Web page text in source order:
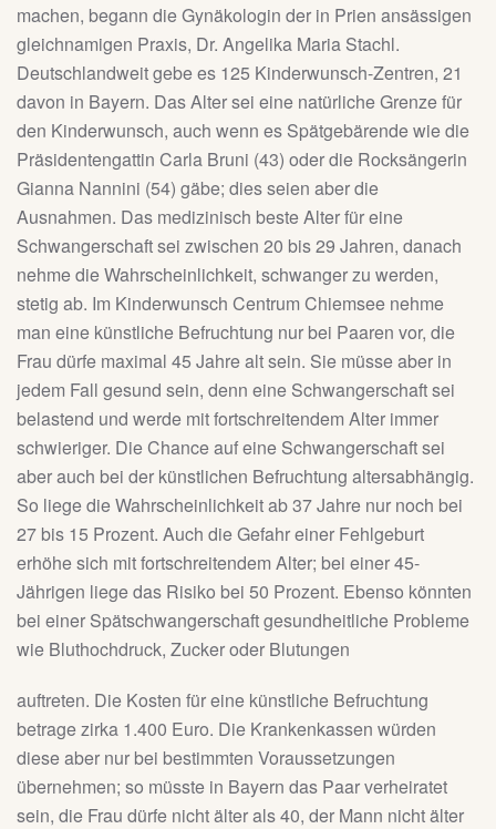
machen, begann die Gynäkologin der in Prien ansässigen
gleichnamigen Praxis, Dr. Angelika Maria Stachl.
Deutschlandweit gebe es 125 Kinderwunsch-Zentren, 21
davon in Bayern. Das Alter sei eine natürliche Grenze für
den Kinderwunsch, auch wenn es Spätgebärende wie die
Präsidentengattin Carla Bruni (43) oder die Rocksängerin
Gianna Nannini (54) gäbe; dies seien aber die
Ausnahmen. Das medizinisch beste Alter für eine
Schwangerschaft sei zwischen 20 bis 29 Jahren, danach
nehme die Wahrscheinlichkeit, schwanger zu werden,
stetig ab. Im Kinderwunsch Centrum Chiemsee nehme
man eine künstliche Befruchtung nur bei Paaren vor, die
Frau dürfe maximal 45 Jahre alt sein. Sie müsse aber in
jedem Fall gesund sein, denn eine Schwangerschaft sei
belastend und werde mit fortschreitendem Alter immer
schwieriger. Die Chance auf eine Schwangerschaft sei
aber auch bei der künstlichen Befruchtung altersabhängig.
So liege die Wahrscheinlichkeit ab 37 Jahre nur noch bei
27 bis 15 Prozent. Auch die Gefahr einer Fehlgeburt
erhöhe sich mit fortschreitendem Alter; bei einer 45-
Jährigen liege das Risiko bei 50 Prozent. Ebenso könnten
bei einer Spätschwangerschaft gesundheitliche Probleme
wie Bluthochdruck, Zucker oder Blutungen
auftreten. Die Kosten für eine künstliche Befruchtung
betrage zirka 1.400 Euro. Die Krankenkassen würden
diese aber nur bei bestimmten Voraussetzungen
übernehmen; so müsste in Bayern das Paar verheiratet
sein, die Frau dürfe nicht älter als 40, der Mann nicht älter